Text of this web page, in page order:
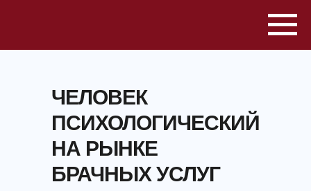
ЧЕЛОВЕК
ПСИХОЛОГИЧЕСКИЙ
НА РЫНКЕ
БРАЧНЫХ УСЛУГ